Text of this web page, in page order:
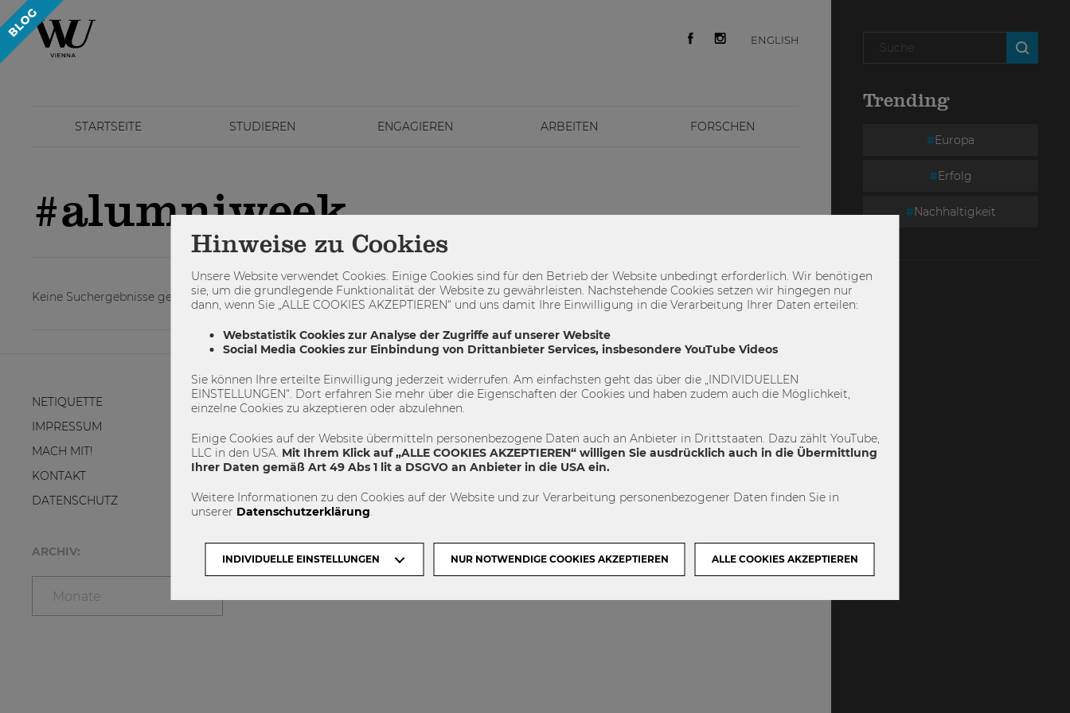
ENGLISH
STARTSEITE STUDIEREN ENGAGIEREN ARBEITEN FORSCHEN
Trending
Europa
Erfolg
Nachhaltigkeit
#alumniweek
Keine Suchergebnisse gefunden.
NETIQUETTE
IMPRESSUM
MACH MIT!
KONTAKT
DATENSCHUTZ
ARCHIV:
Monate
ZUR WU WIEN: ACCREDITED BY
Hinweise zu Cookies
Unsere Website verwendet Cookies. Einige Cookies sind für den Betrieb der Website unbedingt erforderlich. Wir benötigen
sie, um die grundlegende Funktionalität der Website zu gewährleisten. Nachstehende Cookies setzen wir hingegen nur
dann, wenn Sie „ALLE COOKIES AKZEPTIEREN“ und uns damit Ihre Einwilligung in die Verarbeitung Ihrer Daten erteilen:
Webstatistik Cookies zur Analyse der Zugriffe auf unserer Website
Social Media Cookies zur Einbindung von Drittanbieter Services, insbesondere YouTube Videos
Sie können Ihre erteilte Einwilligung jederzeit widerrufen. Am einfachsten geht das über die „INDIVIDUELLEN
EINSTELLUNGEN“. Dort erfahren Sie mehr über die Eigenschaften der Cookies und haben zudem auch die Möglichkeit,
einzelne Cookies zu akzeptieren oder abzulehnen.
Einige Cookies auf der Website übermitteln personenbezogene Daten auch an Anbieter in Drittstaaten. Dazu zählt YouTube,
LLC in den USA. Mit Ihrem Klick auf „ALLE COOKIES AKZEPTIEREN“ willigen Sie ausdrücklich auch in die Übermittlung
Ihrer Daten gemäß Art 49 Abs 1 lit a DSGVO an Anbieter in die USA ein.
Weitere Informationen zu den Cookies auf der Website und zur Verarbeitung personenbezogener Daten finden Sie in
unserer Datenschutzerklärung.
INDIVIDUELLE EINSTELLUNGEN NUR NOTWENDIGE COOKIES AKZEPTIEREN ALLE COOKIES AKZEPTIEREN